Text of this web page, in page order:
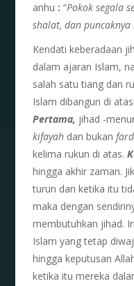
anhu :“Pokok segala
shalat, dan
Kendati keberadaan
dalam ajaran Islam,
salah satu tiang dan
Islam dibangun di
Pertama, jihad -
kifayah dan bukan
kelima rukun di atas.
hingga akhir zaman.
turun dan ketika itu
maka dengan
membutuhkan jihad.
Islam yang tetap
hingga keputusan
ketika itu mereka